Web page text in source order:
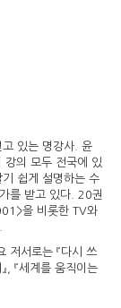
고 있는 명강사. 윤
강의 모두 전국에 있
기 쉽게 설명하는 수
를 받고 있다. 20권
을 비롯한 TV와
저서로는 『다시 쓰
, 『세계를 움직이는